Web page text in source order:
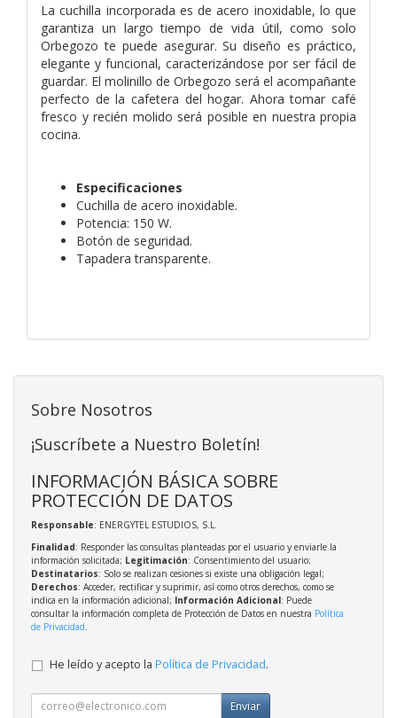
La cuchilla incorporada es de acero inoxidable, lo que
garantiza un largo tiempo de vida útil, como solo
Orbegozo te puede asegurar. Su diseño es práctico,
elegante y funcional, caracterizándose por ser fácil de
guardar. El molinillo de Orbegozo será el acompañante
perfecto de la cafetera del hogar. Ahora tomar café
fresco y recién molido será posible en nuestra propia
cocina.
Especificaciones
Cuchilla de acero inoxidable.
Potencia: 150 W.
Botón de seguridad.
Tapadera transparente.
Sobre Nosotros
¡Suscríbete a Nuestro Boletín!
INFORMACIÓN BÁSICA SOBRE
PROTECCIÓN DE DATOS
Responsable: ENERGYTEL ESTUDIOS, S.L.
Finalidad: Responder las consultas planteadas por el usuario y enviarle la
información solicitada; Legitimación: Consentimiento del usuario;
Destinatarios: Solo se realizan cesiones si existe una obligación legal;
Derechos: Acceder, rectificar y suprimir, así como otros derechos, como se
indica en la información adicional; Información Adicional: Puede
consultar la información completa de Protección de Datos en nuestra Política
de Privacidad
He leído y acepto la Política de Privacidad.
Enviar